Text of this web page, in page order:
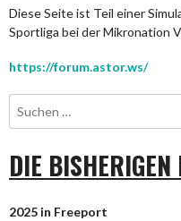
Diese Seite ist Teil einer
Sportliga bei der Mikronation
https://forum.astor.ws/
DIE BISHERIGEN
2025 in Freeport